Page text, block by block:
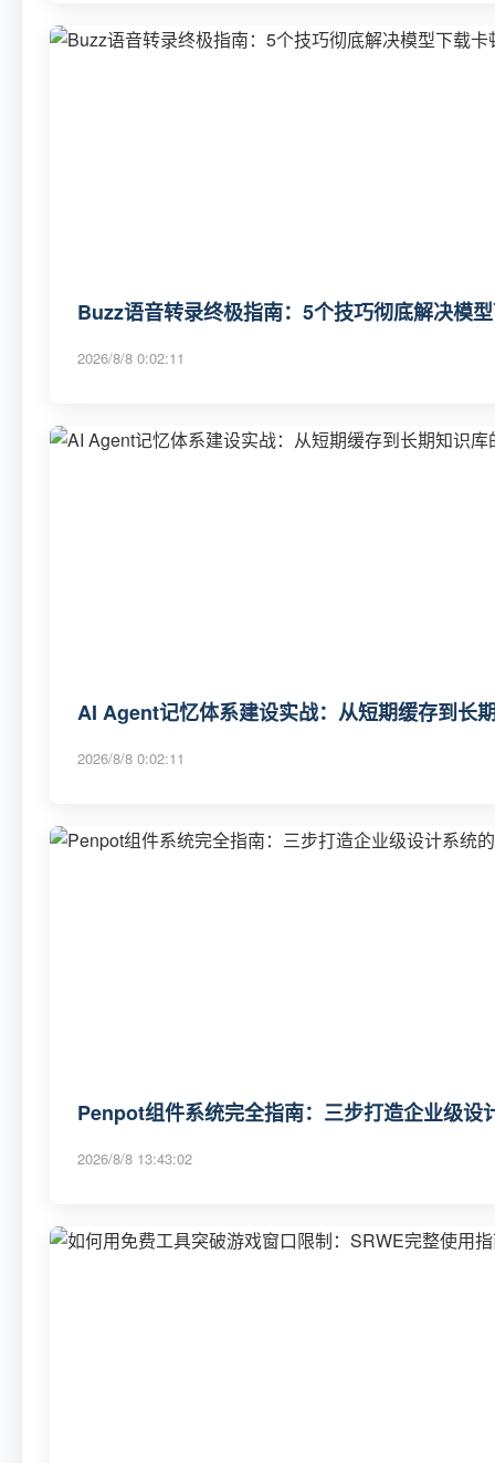
Buzz语音转录终极指南：5个技巧彻底解决模
2026/8/8 0:02:11
AI Agent记忆体系建设实战：从短期缓存到长
2026/8/8 0:02:11
Penpot组件系统完全指南：三步打造企业级设
2026/8/8 13:43:02